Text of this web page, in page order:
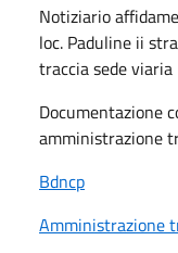
Notiziario
loc. Paduline ii
traccia sede viaria
Documentazione
amministrazione
Bdncp
Amministrazione